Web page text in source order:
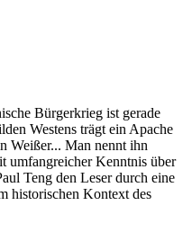
Bürgerkrieg ist gerade
Westens trägt ein Apache
Weißer... Man nennt ihn
Kenntnis über
Teng den Leser durch eine
historischen Kontext des